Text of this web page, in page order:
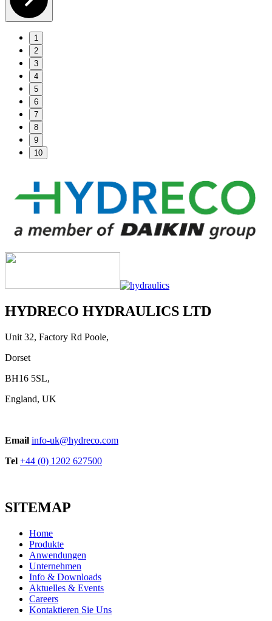
1
2
3
4
5
6
7
8
9
10
HYDRECO HYDRAULICS LTD
Unit 32, Factory Rd Poole,
Dorset
BH16 5SL,
England, UK
Email info-uk@hydreco.com
Tel +44 (0) 1202 627500
SITEMAP
Home
Produkte
Anwendungen
Unternehmen
Info & Downloads
Aktuelles & Events
Careers
Kontaktieren Sie Uns